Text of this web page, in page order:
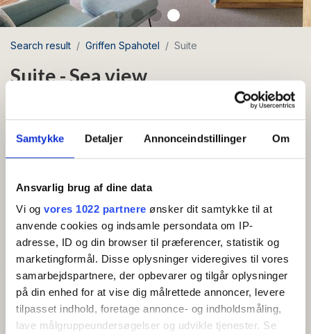
Samtykke Detaljer Annonceindstillinger Om
Ansvarlig brug af dine data
Vi og vores 1022 partnere ønsker dit samtykke til at
anvende cookies og indsamle persondata om IP-
adresse, ID og din browser til præferencer, statistik og
marketingformål. Disse oplysninger videregives til vores
samarbejdspartnere, der opbevarer og tilgår oplysninger
på din enhed for at vise dig målrettede annoncer, levere
tilpasset indhold, foretage annonce- og indholdsmåling,
lave målgruppeundersøgelser og udvikle tjenester. Se
Search result Griffen Spahotel Suite
Suite - Sea view
Beds 2 Free Wi-Fi
Suite with sea view and two balconies
AMENITIES
Capacity
Beds: 2